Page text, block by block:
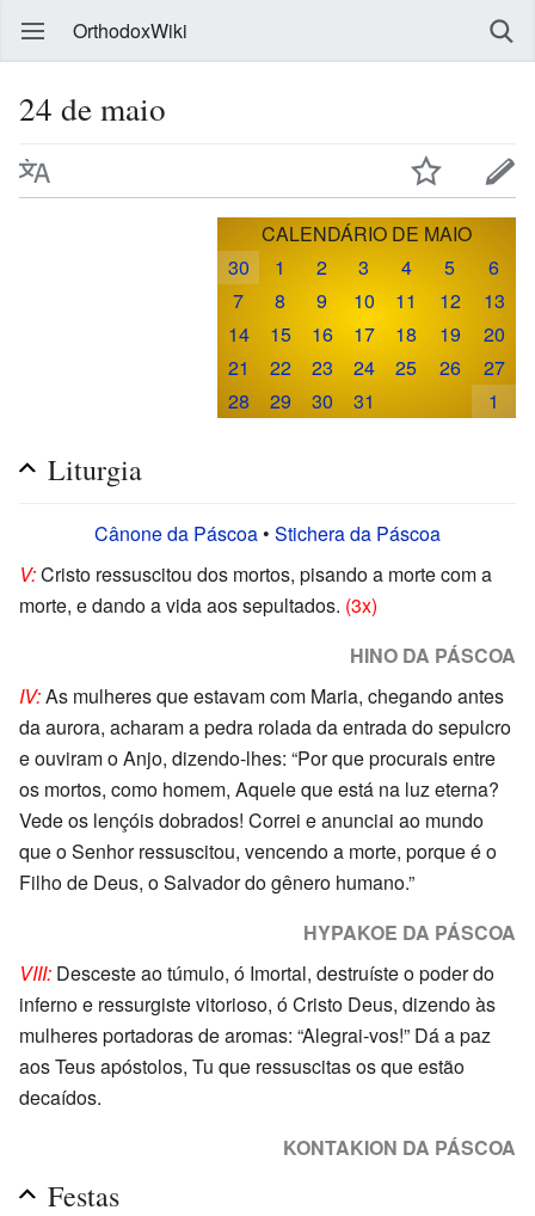
OrthodoxWiki
24 de maio
CALENDÁRIO DE MAIO
30
1 2 3 4 5
6
7
8 9 10 11 12
13
14
15 16 17 18 19
20
21
22 23 24 25 26
27
28
29 30 31 1
Liturgia
Cânone da Páscoa • Stichera da Páscoa
V:Cristo ressuscitou dos mortos, pisando a morte com a
morte, e dando a vida aos sepultados. (3x)
HINO DA PÁSCOA
IV:As mulheres que estavam com Maria, chegando antes
da aurora, acharam a pedra rolada da entrada do sepulcro
e ouviram o Anjo, dizendo-lhes: “Por que procurais entre
os mortos, como homem, Aquele que está na luz eterna?
Vede os lençóis dobrados! Correi e anunciai ao mundo
que o Senhor ressuscitou, vencendo a morte, porque é o
Filho de Deus, o Salvador do gênero humano.”
HYPAKOE DA PÁSCOA
VIII: Desceste ao túmulo, ó Imortal, destruíste o poder do
inferno e ressurgiste vitorioso, ó Cristo Deus, dizendo às
mulheres portadoras de aromas: “Alegrai-vos!” Dá a paz
aos Teus apóstolos, Tu que ressuscitas os que estão
decaídos.
KONTAKION DA PÁSCOA
Festas